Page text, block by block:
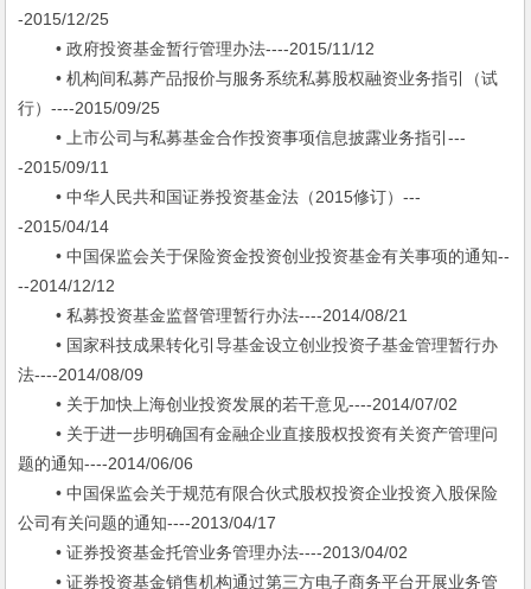
-2015/12/25
• 政府投资基金暂行管理办法----2015/11/12
• 机构间私募产品报价与服务系统私募股权融资业务指引（试
行）----2015/09/25
• 上市公司与私募基金合作投资事项信息披露业务指引---
-2015/09/11
• 中华人民共和国证券投资基金法（2015修订）---
-2015/04/14
• 中国保监会关于保险资金投资创业投资基金有关事项的通知--
--2014/12/12
• 私募投资基金监督管理暂行办法----2014/08/21
• 国家科技成果转化引导基金设立创业投资子基金管理暂行办
法----2014/08/09
• 关于加快上海创业投资发展的若干意见----2014/07/02
• 关于进一步明确国有金融企业直接股权投资有关资产管理问
题的通知----2014/06/06
• 中国保监会关于规范有限合伙式股权投资企业投资入股保险
公司有关问题的通知----2013/04/17
• 证券投资基金托管业务管理办法----2013/04/02
• 证券投资基金销售机构通过第三方电子商务平台开展业务管